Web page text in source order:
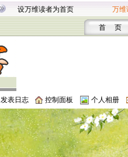
设万维读者为首页 万维
首 页
发表日志 控制面板 个人相册